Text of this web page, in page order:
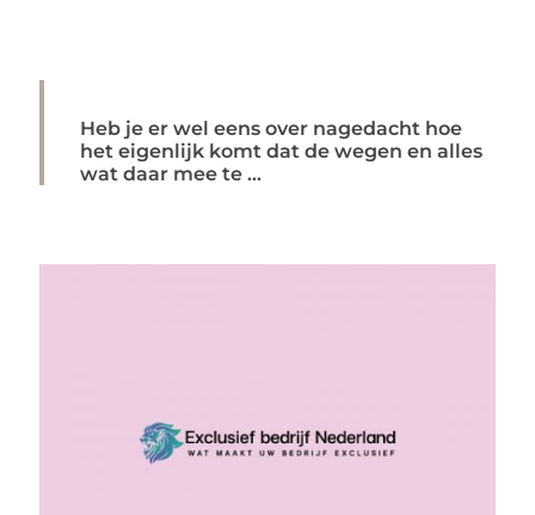
Heb je er wel eens over nagedacht hoe
het eigenlijk komt dat de wegen en alles
wat daar mee te ...